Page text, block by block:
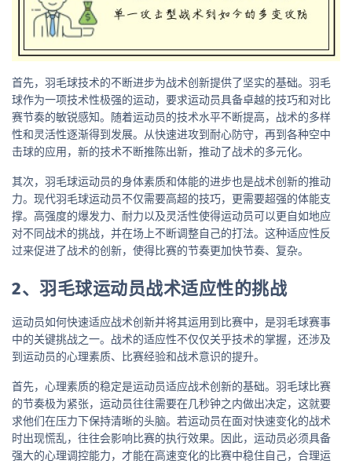
首先，羽毛球技术的不断进步为战术创新提供了坚实的基础。羽毛
球作为一项技术性极强的运动，要求运动员具备卓越的技巧和对比
赛节奏的敏锐感知。随着运动员的技术水平不断提高，战术的多样
性和灵活性逐渐得到发展。从快速进攻到耐心防守，再到各种空中
击球的应用，新的技术不断推陈出新，推动了战术的多元化。
其次，羽毛球运动员的身体素质和体能的进步也是战术创新的推动
力。现代羽毛球运动员不仅需要高超的技巧，更需要超强的体能支
撑。高强度的爆发力、耐力以及灵活性使得运动员可以更自如地应
对不同战术的挑战，并在场上不断调整自己的打法。这种适应性反
过来促进了战术的创新，使得比赛的节奏更加快节奏、复杂。
2、羽毛球运动员战术适应性的挑战
运动员如何快速适应战术创新并将其运用到比赛中，是羽毛球赛事
中的关键挑战之一。战术的适应性不仅仅关乎技术的掌握，还涉及
到运动员的心理素质、比赛经验和战术意识的提升。
首先，心理素质的稳定是运动员适应战术创新的基础。羽毛球比赛
的节奏极为紧张，运动员往往需要在几秒钟之内做出决定，这就要
求他们在压力下保持清晰的头脑。若运动员在面对快速变化的战术
时出现慌乱，往往会影响比赛的执行效果。因此，运动员必须具备
强大的心理调控能力，才能在高速变化的比赛中稳住自己，合理运